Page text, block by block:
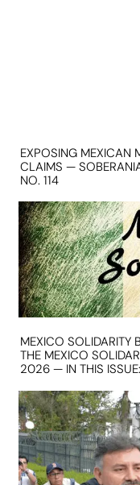
EXPOSING MEXICAN
CLAIMS —
NO. 114
MEXICO SOLIDARITY
THE MEXICO
2026 — IN THIS